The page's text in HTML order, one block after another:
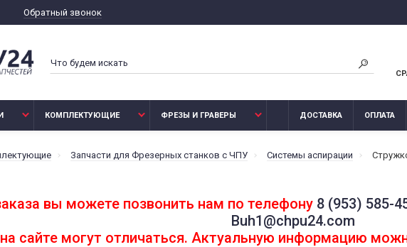
Обратный звонок
КОМПЛЕКТУЮЩИЕ ФРЕЗЫ И ГРАВЕРЫ ДОСТАВКА ОПЛАТА
Запчасти для Фрезерных станков с ЧПУ Системы аспирации
вы можете позвонить нам по телефону 8 (953) 585-
Buh1@chpu24.com
сайте могут отличаться. Актуальную информацию